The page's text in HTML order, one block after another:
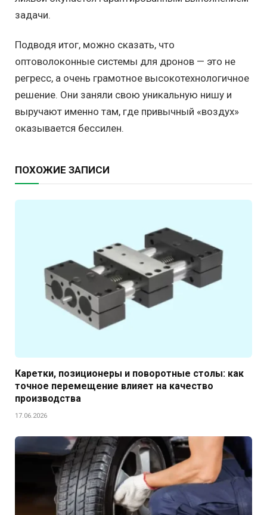
задачи.
Подводя итог, можно сказать, что
оптоволоконные системы для дронов — это не
регресс, а очень грамотное высокотехнологичное
решение. Они заняли свою уникальную нишу и
выручают именно там, где привычный «воздух»
оказывается бессилен.
ПОХОЖИЕ ЗАПИСИ
Каретки, позиционеры и поворотные столы: как
точное перемещение влияет на качество
производства
17.06.2026